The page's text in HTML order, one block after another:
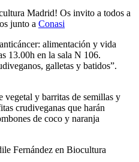
Madrid! Os invito a todos a
junto a Conasi
alimentación y vida
13.00h en la sala N 106.
galletas y batidos”.
vegetal y barritas de semillas y
crudiveganas que harán
de coco y naranja